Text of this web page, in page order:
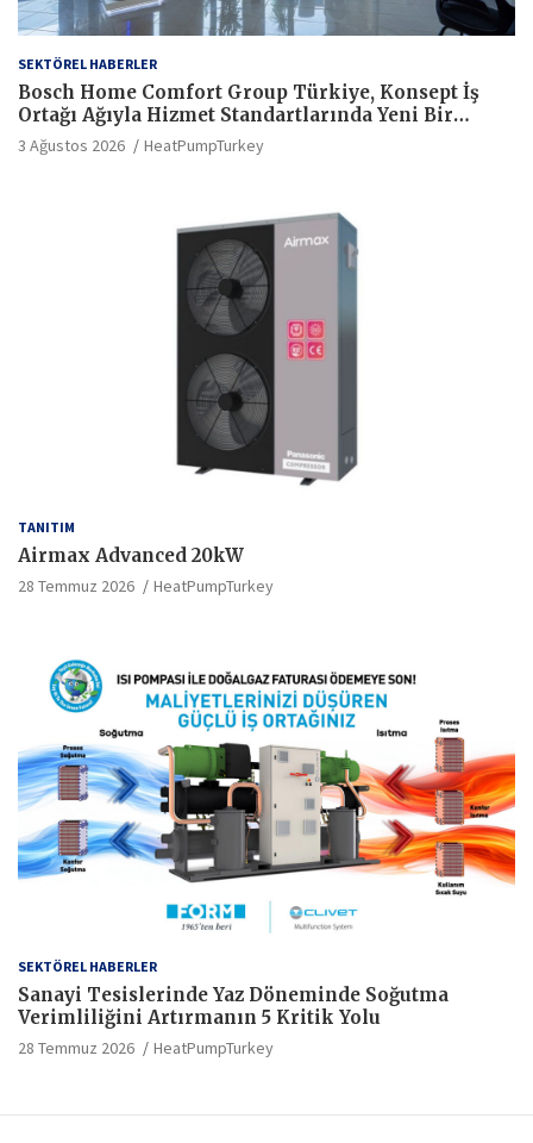
SEKTÖREL HABERLER
Bosch Home Comfort Group Türkiye, Konsept İş
Ortağı Ağıyla Hizmet Standartlarında Yeni Bir
Dönem Başlatıyor
3 Ağustos 2026 HeatPumpTurkey
TANITIM
Airmax Advanced 20kW
28 Temmuz 2026 HeatPumpTurkey
SEKTÖREL HABERLER
Sanayi Tesislerinde Yaz Döneminde Soğutma
Verimliliğini Artırmanın 5 Kritik Yolu
28 Temmuz 2026 HeatPumpTurkey